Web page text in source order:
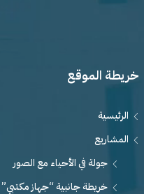
خريطة الموقع
الرئيسية
المشاريع
جولة في الأحياء مع الصور
خريطة جانبية “جهاز مكتبي”